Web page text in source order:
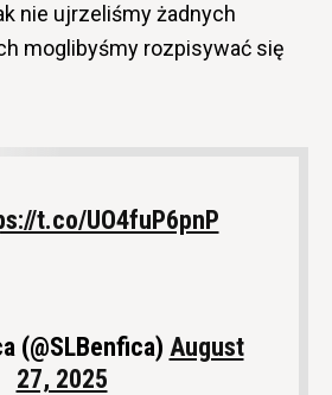
nie ujrzeliśmy żadnych
moglibyśmy rozpisywać się
t.co/UO4fuP6pnP
(@SLBenfica) August
27, 2025